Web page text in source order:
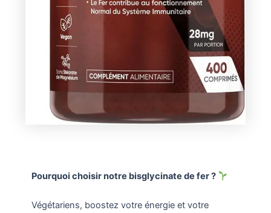
Pourquoi choisir notre bisglycinate de fer ?
Végétariens, boostez votre énergie et votre